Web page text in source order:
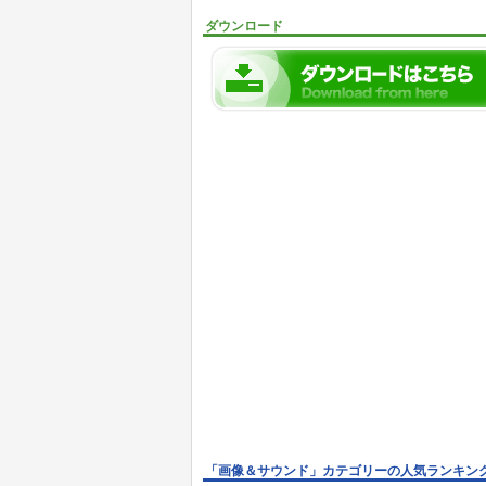
ダウンロード
「画像＆サウンド」カテゴリーの人気ランキン